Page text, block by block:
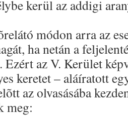
kerül az addigi
módon arra az
ha netán a
Ezért az V. Kerület
keretet – aláíratott
az olvasásába
meg: